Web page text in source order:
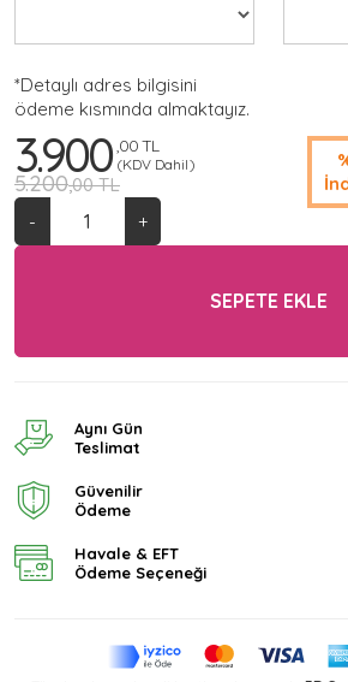
*Detaylı adres bilgisini
ödeme kısmında almaktayız.
3.900 ,00 TL
(KDV Dahil)
5.200,00 TL
-
+
SEPETE EKLE
Aynı Gün
Teslimat
Güvenilir
Ödeme
Havale & EFT
Ödeme Seçeneği